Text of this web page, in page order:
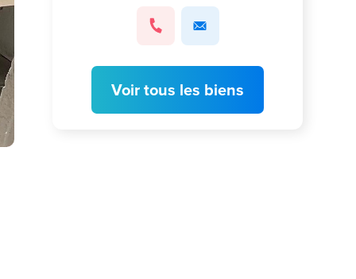
Voir tous les biens